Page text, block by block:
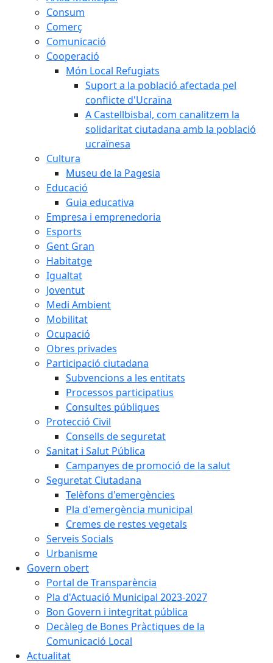
Consum
Comerç
Comunicació
Cooperació
Món Local Refugiats
Suport a la població afectada pel
conflicte d'Ucraïna
A Castellbisbal, com canalitzem la
solidaritat ciutadana amb la població
ucraïnesa
Cultura
Museu de la Pagesia
Educació
Guia educativa
Empresa i emprenedoria
Esports
Gent Gran
Habitatge
Igualtat
Joventut
Medi Ambient
Mobilitat
Ocupació
Obres privades
Participació ciutadana
Subvencions a les entitats
Processos participatius
Consultes públiques
Protecció Civil
Consells de seguretat
Sanitat i Salut Pública
Campanyes de promoció de la salut
Seguretat Ciutadana
Telèfons d'emergències
Pla d'emergència municipal
Cremes de restes vegetals
Serveis Socials
Urbanisme
Govern obert
Portal de Transparència
Pla d'Actuació Municipal 2023-2027
Bon Govern i integritat pública
Decàleg de Bones Pràctiques de la
Comunicació Local
Actualitat